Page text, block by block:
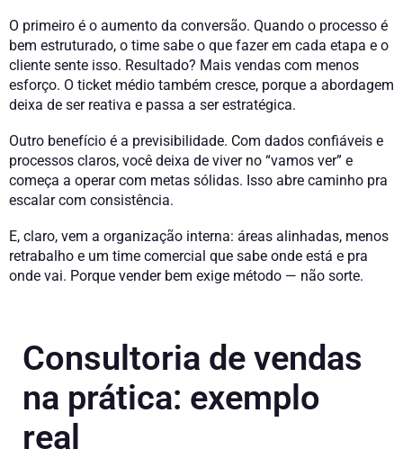
O primeiro é o aumento da conversão. Quando o processo é
bem estruturado, o time sabe o que fazer em cada etapa e o
cliente sente isso. Resultado? Mais vendas com menos
esforço. O ticket médio também cresce, porque a abordagem
deixa de ser reativa e passa a ser estratégica.
Outro benefício é a previsibilidade. Com dados confiáveis e
processos claros, você deixa de viver no “vamos ver” e
começa a operar com metas sólidas. Isso abre caminho pra
escalar com consistência.
E, claro, vem a organização interna: áreas alinhadas, menos
retrabalho e um time comercial que sabe onde está e pra
onde vai. Porque vender bem exige método — não sorte.
Consultoria de vendas
na prática: exemplo
real